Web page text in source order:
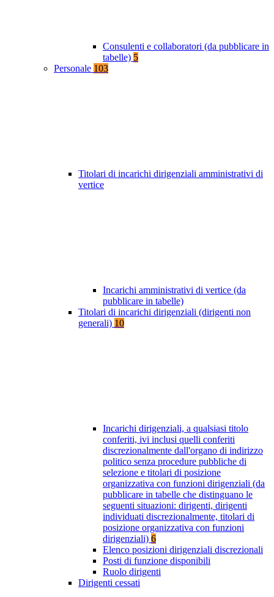
Consulenti e collaboratori (da pubblicare in
tabelle) 5
Personale 103
Titolari di incarichi dirigenziali amministrativi di
vertice
Incarichi amministrativi di vertice (da
pubblicare in tabelle)
Titolari di incarichi dirigenziali (dirigenti non
generali) 10
Incarichi dirigenziali, a qualsiasi titolo
conferiti, ivi inclusi quelli conferiti
discrezionalmente dall'organo di indirizzo
politico senza procedure pubbliche di
selezione e titolari di posizione
organizzativa con funzioni dirigenziali (da
pubblicare in tabelle che distinguano le
seguenti situazioni: dirigenti, dirigenti
individuati discrezionalmente, titolari di
posizione organizzativa con funzioni
dirigenziali) 6
Elenco posizioni dirigenziali discrezionali
Posti di funzione disponibili
Ruolo dirigenti
Dirigenti cessati